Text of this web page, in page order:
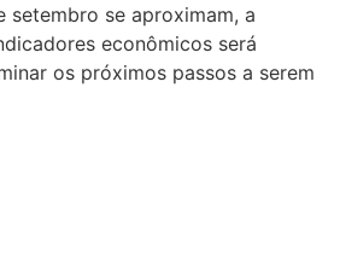
setembro se aproximam, a
econômicos será
os próximos passos a serem